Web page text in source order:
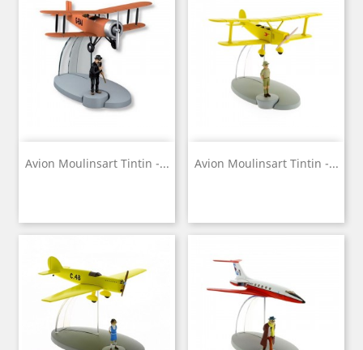
Avion Moulinsart Tintin -... Avion Moulinsart Tintin -...